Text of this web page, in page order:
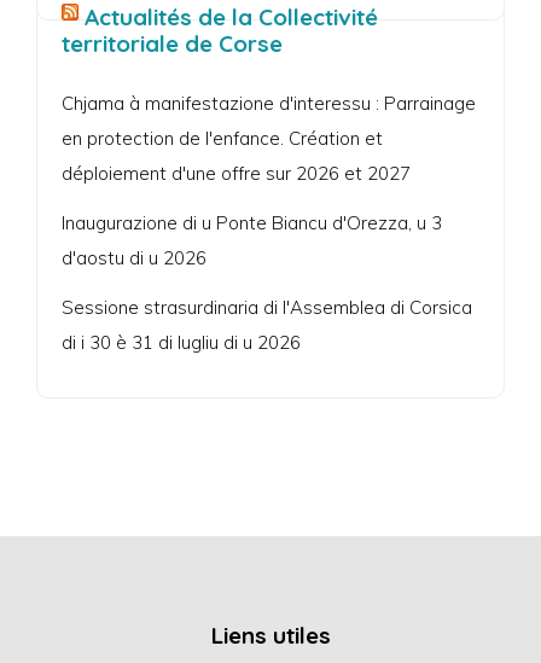
Actualités de la Collectivité
territoriale de Corse
Chjama à manifestazione d'interessu : Parrainage
en protection de l'enfance. Création et
déploiement d'une offre sur 2026 et 2027
Inaugurazione di u Ponte Biancu d'Orezza, u 3
d'aostu di u 2026
Sessione strasurdinaria di l'Assemblea di Corsica
di i 30 è 31 di lugliu di u 2026
Liens utiles